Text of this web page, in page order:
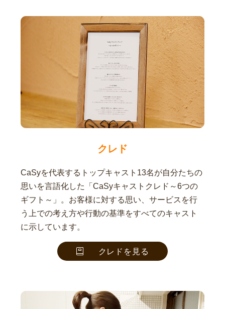
クレド
CaSyを代表するトップキャスト13名が自分たちの
思いを言語化した「CaSyキャストクレド～6つの
ギフト～」。お客様に対する思い、サービスを行
う上での考え方や行動の基準をすべてのキャスト
に示しています。
クレドを見る